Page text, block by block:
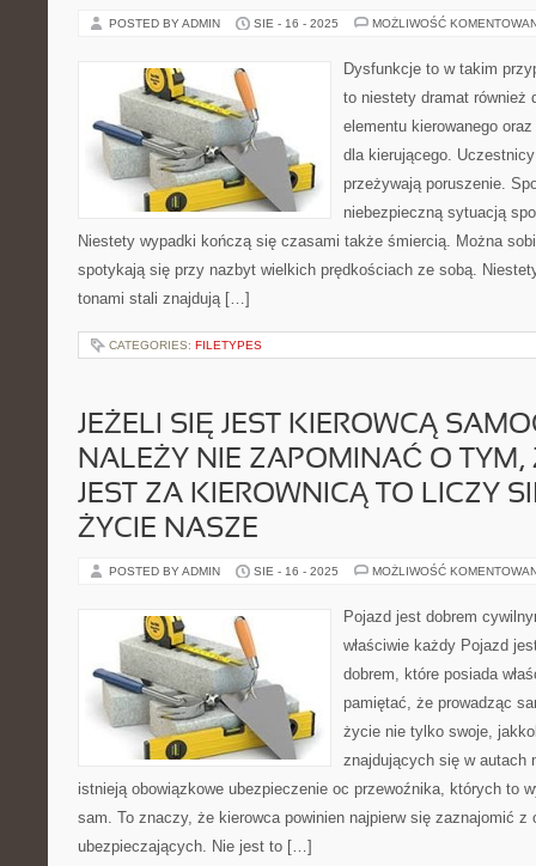
POSTED BY ADMIN SIE - 16 - 2025 MOŻLIWOŚĆ
Dysfunkcje to w takim
to niestety dramat również
elementu kierowanego
dla kierującego.
przeżywają poruszenie.
niebezpieczną sytuacją
Niestety wypadki kończą się czasami także śmiercią. Można
spotykają się przy nazbyt wielkich prędkościach ze sobą.
tonami stali znajdują […]
CATEGORIES: FILETYPES
JEŻELI SIĘ JEST KIEROWCĄ
NALEŻY NIE ZAPOMINAĆ O TYM,
JEST ZA KIEROWNICĄ TO LICZY
ŻYCIE NASZE
POSTED BY ADMIN SIE - 16 - 2025 MOŻLIWOŚĆ
Pojazd jest dobrem
właściwie każdy Pojazd
dobrem, które posiada
pamiętać, że prowadząc
życie nie tylko swoje,
znajdujących się w autach
istnieją obowiązkowe ubezpieczenie oc przewoźnika, których to
sam. To znaczy, że kierowca powinien najpierw się zaznajomić z
ubezpieczających. Nie jest to […]